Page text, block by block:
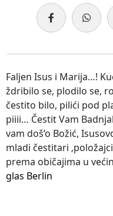
Faljen Isus i Marija…!
ždribilo se, plodilo se,
čestito bilo, pilići pod
piiii… Čestit Vam
vam doš’o Božić,
mladi čestitari
prema običajima u
glas Berlin